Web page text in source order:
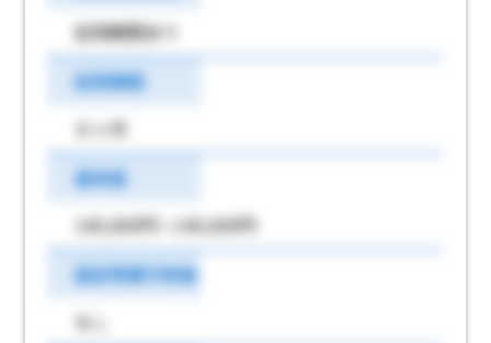
試用期間あり
試用期間
６ヶ月
基本給
140,000円～140,000円
固定残業代有無
なし